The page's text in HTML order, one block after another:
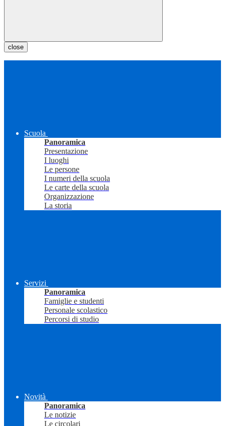
close
Scuola
Panoramica
Presentazione
I luoghi
Le persone
I numeri della scuola
Le carte della scuola
Organizzazione
La storia
Servizi
Panoramica
Famiglie e studenti
Personale scolastico
Percorsi di studio
Novità
Panoramica
Le notizie
Le circolari